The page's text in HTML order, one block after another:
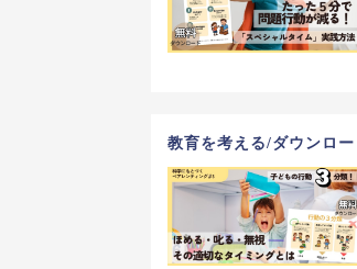
教育を考える/ダウンロ